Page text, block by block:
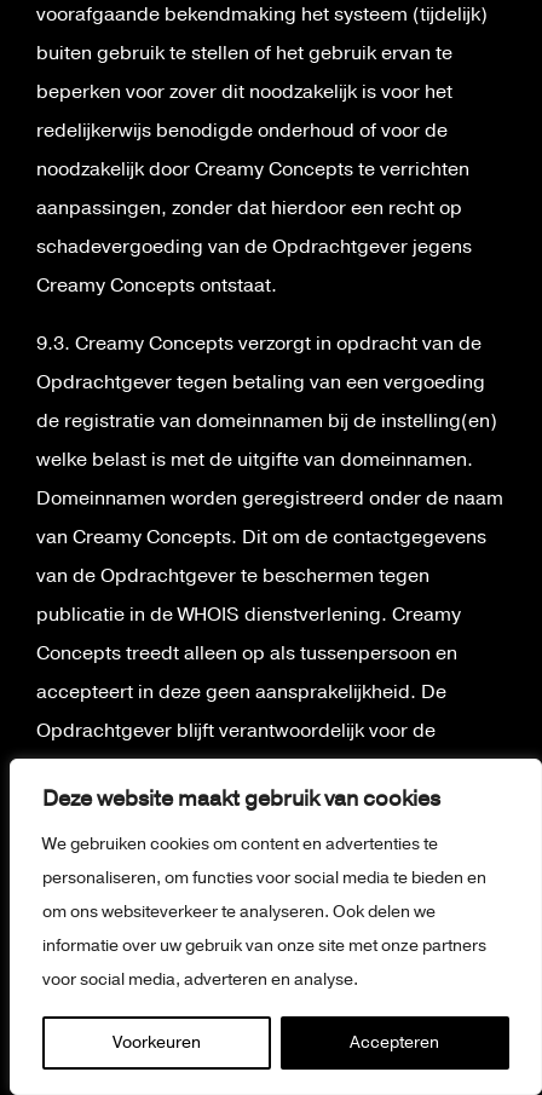
Deze website maakt gebruik van cookies
We gebruiken cookies om content en advertenties te
personaliseren, om functies voor social media te bieden en
om ons websiteverkeer te analyseren. Ook delen we
informatie over uw gebruik van onze site met onze partners
voor social media, adverteren en analyse.
Voorkeuren Accepteren
voorafgaande bekendmaking het systeem (tijdelijk)
buiten gebruik te stellen of het gebruik ervan te
beperken voor zover dit noodzakelijk is voor het
redelijkerwijs benodigde onderhoud of voor de
noodzakelijk door Creamy Concepts te verrichten
aanpassingen, zonder dat hierdoor een recht op
schadevergoeding van de Opdrachtgever jegens
Creamy Concepts ontstaat.
9.3. Creamy Concepts verzorgt in opdracht van de
Opdrachtgever tegen betaling van een vergoeding
de registratie van domeinnamen bij de instelling(en)
welke belast is met de uitgifte van domeinnamen.
Domeinnamen worden geregistreerd onder de naam
van Creamy Concepts. Dit om de contactgegevens
van de Opdrachtgever te beschermen tegen
publicatie in de WHOIS dienstverlening. Creamy
Concepts treedt alleen op als tussenpersoon en
accepteert in deze geen aansprakelijkheid. De
Opdrachtgever blijft verantwoordelijk voor de
aansprakelijk worden gesteld voor verlies geleden
tijdens het verhuizen/instellen van de domeinnaam.
9.5. In het geval de Opdrachtgever onjuiste
iets dergelijks) wordt het registratietarief niet